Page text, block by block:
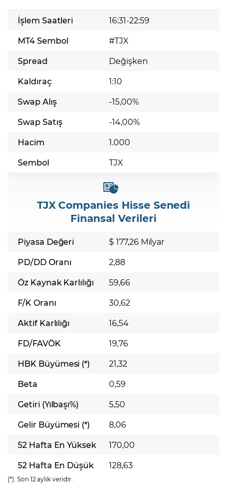
İşlem Saatleri
16:31-22:59
MT4 Sembol
#TJX
Spread
Değişken
Kaldıraç
1:10
Swap Alış
-15,00%
Swap Satış
-14,00%
Hacim
1.000
Sembol
TJX
TJX Companies Hisse Senedi
Finansal Verileri
Piyasa Değeri
$ 177,26 Milyar
PD/DD Oranı
2,88
Öz Kaynak Karlılığı
59,66
F/K Oranı
30,62
Aktif Karlılığı
16,54
FD/FAVÖK
19,76
HBK Büyümesi (*)
21,32
Beta
0,59
Getiri (Yılbaşı%)
5,50
Gelir Büyümesi (*)
8,06
52 Hafta En Yüksek
170,00
52 Hafta En Düşük
128,63
(*): Son 12 aylık veridir.